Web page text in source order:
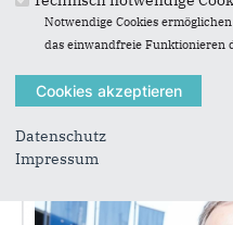
Region...
Notwendige Cookies
das einwandfreie Funktionieren
Datenschutz
Impressum